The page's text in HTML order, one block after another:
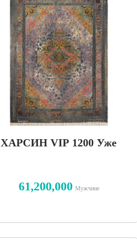
ХАРСИН VIP 1200 Уже
61,200,000 Мужчине